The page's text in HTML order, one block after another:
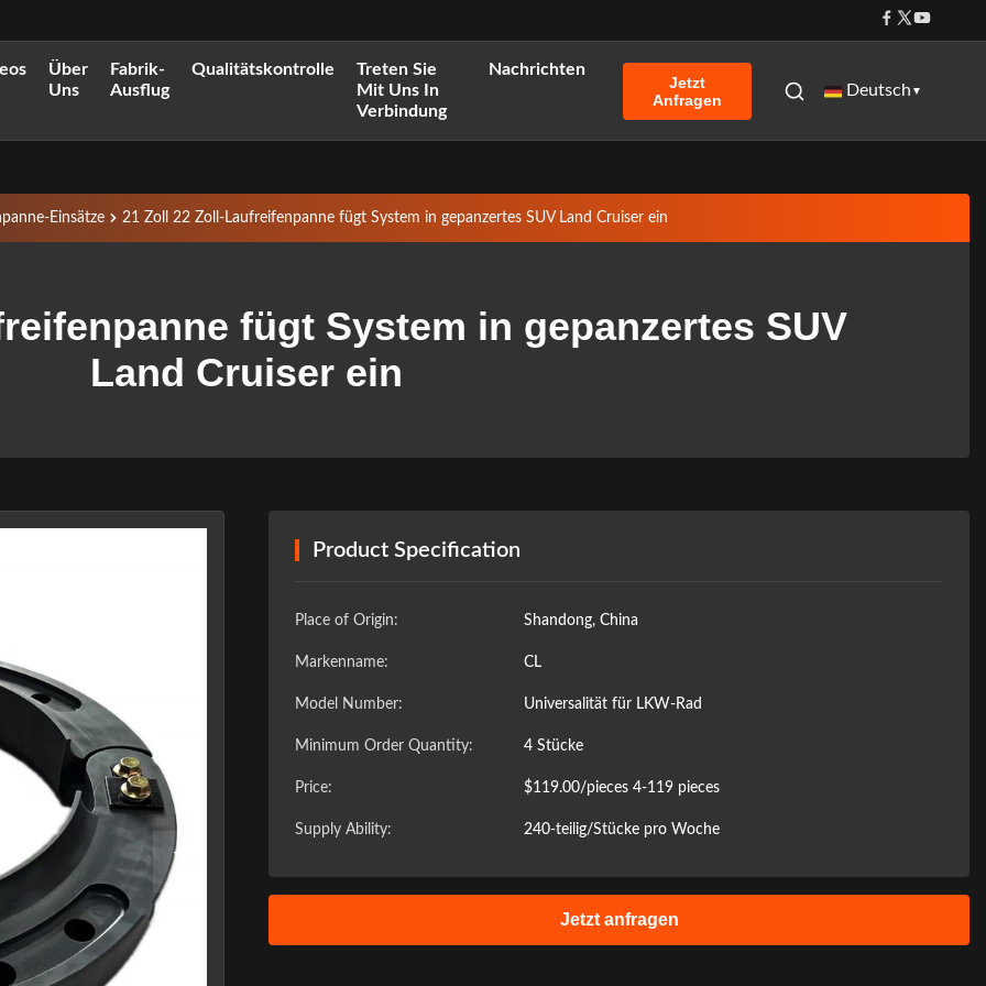
Über
Uns
Fabrik-
Ausflug
Qualitätskontrolle
Treten Sie
Mit Uns In
Verbindung
Nachrichten
Jetzt
Anfragen
Deutsch ▼
Einsätze 21 Zoll 22 Zoll-Laufreifenpanne fügt System in gepanzertes SUV Land Cruiser ein
fügt System in gepanzertes SUV
Land Cruiser ein
❯
Product Specification
Place of Origin: Shandong, China
Markenname: CL
Model Number: Universalität für LKW-Rad
Minimum Order Quantity: 4 Stücke
Price: $119.00/pieces 4-119 pieces
Supply Ability: 240-teilig/Stücke pro Woche
Jetzt anfragen